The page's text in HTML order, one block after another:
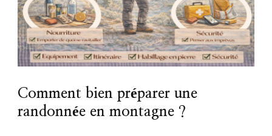
Comment bien préparer une
randonnée en montagne ?